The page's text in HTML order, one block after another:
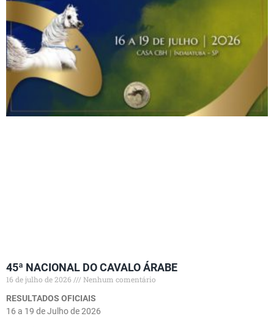
45ª NACIONAL DO CAVALO ÁRABE
16 de julho de 2026
Nenhum comentário
RESULTADOS OFICIAIS
16 a 19 de Julho de 2026